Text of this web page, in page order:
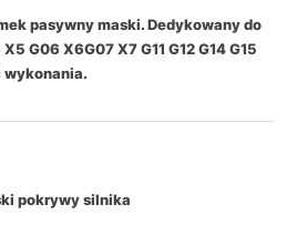
pasywny maski. Dedykowany do
G06 X6G07 X7 G11 G12 G14 G15
wykonania.
pokrywy silnika